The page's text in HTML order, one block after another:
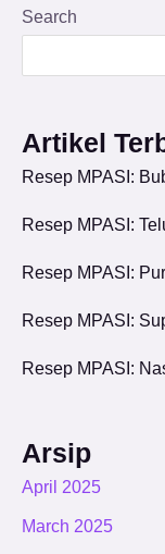
Search
Artikel
Resep MPASI:
Resep MPASI:
Resep MPASI:
Resep MPASI:
Resep MPASI:
Arsip
April 2025
March 2025